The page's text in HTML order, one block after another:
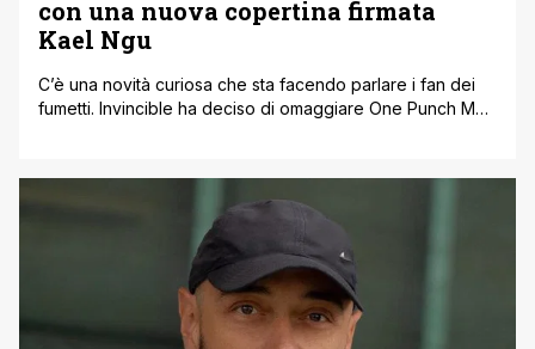
con una nuova copertina firmata
Kael Ngu
C’è una novità curiosa che sta facendo parlare i fan dei
fumetti. Invincible ha deciso di omaggiare One Punch Man
del primo volume del manga creato da ONE e illustrato da
Yusuke Murata. Non è [']